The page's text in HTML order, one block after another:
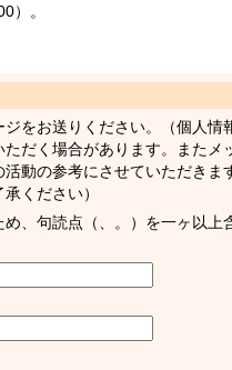
）。
をお送りください。（個人情
だく場合があります。またメ
活動の参考にさせていただきま
ください）
、句読点（、。）を一ヶ以上